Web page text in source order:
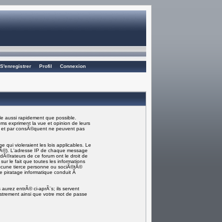
S'enregistrer Profil Connexion
aussi rapidement que possible.
expriment la vue et opinion de leurs
par consÃ©quent ne peuvent pas
qui violeraient les lois applicables. Le
L'adresse IP de chaque message
de ce forum ont le droit de
le fait que toutes les informations
tierce personne ou sociÃ©tÃ©
piratage informatique conduit Ã
entrÃ© ci-aprÃ¨s; ils servent
ainsi que votre mot de passe